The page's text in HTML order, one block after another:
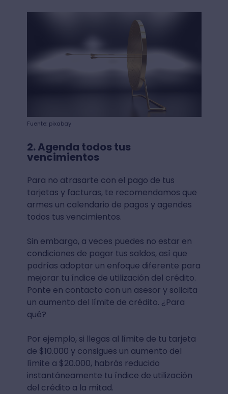
Fuente: pixabay
2. Agenda todos tus
vencimientos
Para no atrasarte con el pago de tus
tarjetas y facturas, te recomendamos que
armes un calendario de pagos y agendes
todos tus vencimientos.
Sin embargo, a veces puedes no estar en
condiciones de pagar tus saldos, así que
podrías adoptar un enfoque diferente para
mejorar tu índice de utilización del crédito.
Ponte en contacto con un asesor y solicita
un aumento del límite de crédito. ¿Para
qué?
Por ejemplo, si llegas al límite de tu tarjeta
de $10.000 y consigues un aumento del
límite a $20.000, habrás reducido
instantáneamente tu índice de utilización
del crédito a la mitad.